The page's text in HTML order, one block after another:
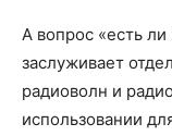
А вопрос «есть
заслуживает
радиоволн и
использовании